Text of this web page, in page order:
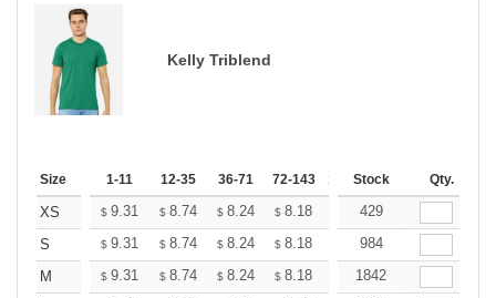
Kelly Triblend
Size 1-11 12-35 36-71 72-143 144-287 288 + More
Stock Qty.
XS $ 9.31 $ 8.74 $ 8.24 $ 8.18 7.80
429
S
$ 9.31 $ 8.74 $ 8.24 $ 8.18 7.80
984
M
$ 9.31 $ 8.74 $ 8.24 $ 8.18 7.80
1842